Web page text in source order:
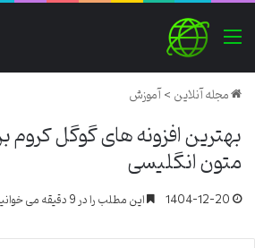
منو
مجله آنلاین>آموزش
بهترین افزونه های گوگل کروم
متون انگلیسی
1404-12-20 این مطلب را در 9 دقیقه می خوانید